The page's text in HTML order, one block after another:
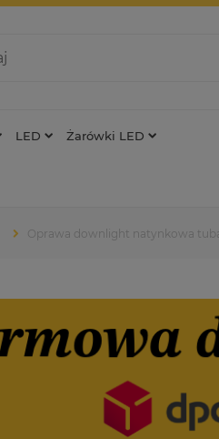
LED Żarówki LED
Oprawa downlight natynkowa